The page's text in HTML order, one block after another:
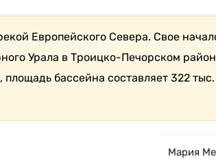
Европейского Севера. Свое
Урала в Троицко-Печорском
бассейна составляет 322 тыс.
Мария